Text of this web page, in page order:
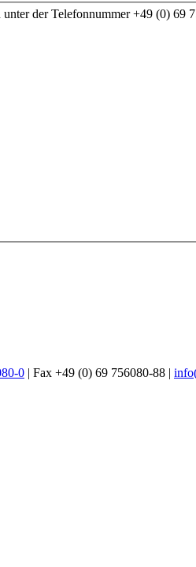
der Telefonnummer +49 (0)
0 | Fax +49 (0) 69 756080-88 |